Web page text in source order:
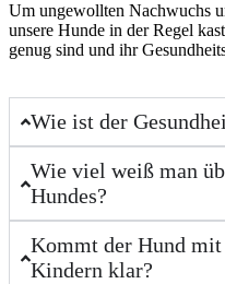
Um ungewollten Nachwuchs
unsere Hunde in der Regel
genug sind und ihr
Wie ist der
Wie viel weiß man
Hundes?
Kommt der Hund mit
Kindern klar?